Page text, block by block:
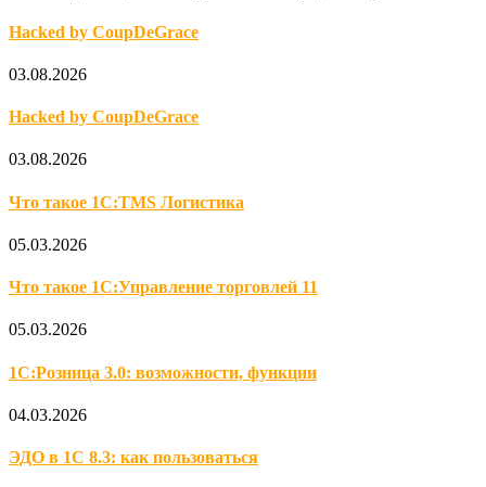
Hacked by CoupDeGrace
03.08.2026
Hacked by CoupDeGrace
03.08.2026
Что такое 1С:TMS Логистика
05.03.2026
Что такое 1С:Управление торговлей 11
05.03.2026
1С:Розница 3.0: возможности, функции
04.03.2026
ЭДО в 1С 8.3: как пользоваться